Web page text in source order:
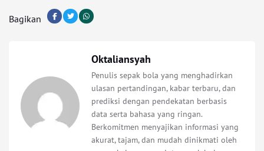
Bagikan
Oktaliansyah
Penulis sepak bola yang menghadirkan
ulasan pertandingan, kabar terbaru, dan
prediksi dengan pendekatan berbasis
data serta bahasa yang ringan.
Berkomitmen menyajikan informasi yang
akurat, tajam, dan mudah dinikmati oleh